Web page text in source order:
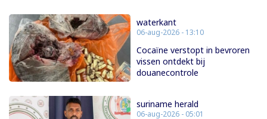
waterkant
06-aug-2026 - 13:10
Cocaïne verstopt in bevroren
vissen ontdekt bij
douanecontrole
suriname herald
06-aug-2026 - 05:01